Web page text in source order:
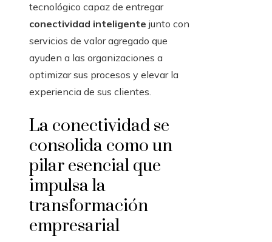
tecnológico capaz de entregar
conectividad inteligente junto con
servicios de valor agregado que
ayuden a las organizaciones a
optimizar sus procesos y elevar la
experiencia de sus clientes.
La conectividad se
consolida como un
pilar esencial que
impulsa la
transformación
empresarial